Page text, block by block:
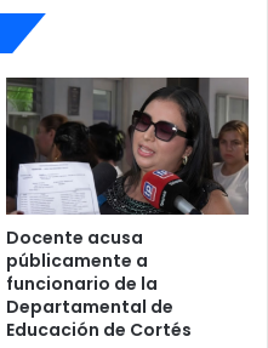
Docente acusa
públicamente a
funcionario de la
Departamental de
Educación de Cortés